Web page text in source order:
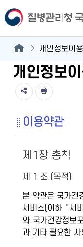
개인정보이
개인정보
이용약관
제1장 총칙
제 1 조 (목적)
본 약관은 국가건
서비스(이하 "서
와 국가건강정보
과 기타 필요한